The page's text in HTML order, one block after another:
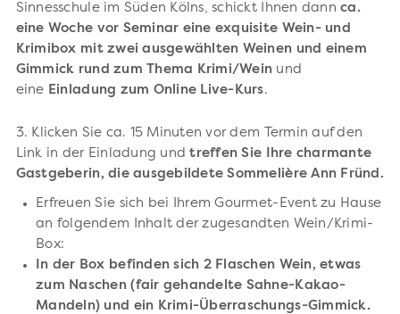
Sinnesschule im Süden Kölns, schickt Ihnen dannca.
eine Woche vor Seminar eine exquisite Wein- und
Krimibox mit zwei ausgewählten Weinen und einem
Gimmick rund zum Thema Krimi/Wein und
eine Einladung zum Online Live-Kurs.
3. Klicken Sie ca. 15 Minuten vor dem Termin auf den
Link in der Einladung und treffen Sie Ihre charmante
Gastgeberin, die ausgebildete Sommelière Ann Fründ.
Erfreuen Sie sich bei Ihrem Gourmet-Event zu Hause
an folgendem Inhalt der zugesandten Wein/Krimi-
Box:
In der Box befinden sich 2 Flaschen Wein, etwas
zum Naschen (fair gehandelte Sahne-Kakao-
Mandeln) und ein Krimi-Überraschungs-Gimmick.